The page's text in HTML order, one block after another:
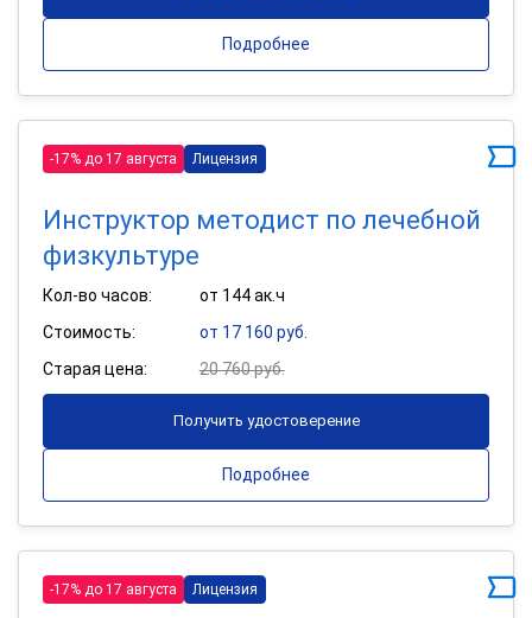
Подробнее
-17% до 17 августа Лицензия
Инструктор методист по лечебной
физкультуре
Кол-во часов:
от 144 ак.ч
Стоимость:
от 17 160 руб.
Старая цена:
20 760 руб.
Получить удостоверение
Подробнее
-17% до 17 августа Лицензия